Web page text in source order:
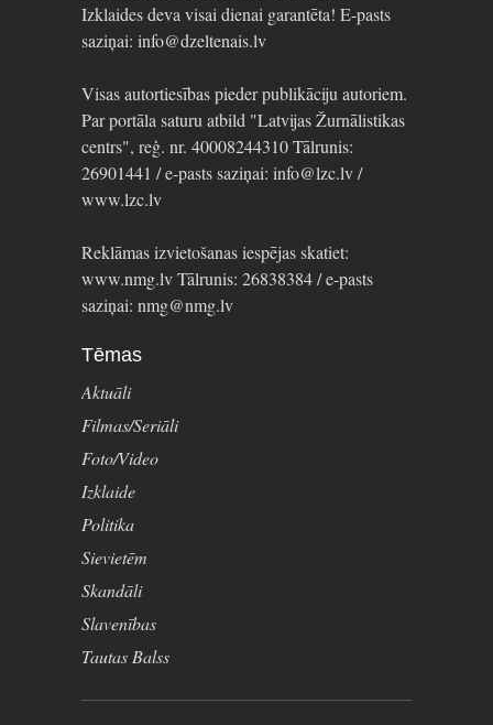
Izklaides deva visai dienai garantēta! E-pasts
saziņai: info@dzeltenais.lv
Visas autortiesības pieder publikāciju autoriem.
Par portāla saturu atbild "Latvijas Žurnālistikas
centrs", reģ. nr. 40008244310 Tālrunis:
26901441 / e-pasts saziņai: info@lzc.lv /
www.lzc.lv
Reklāmas izvietošanas iespējas skatiet:
www.nmg.lv Tālrunis: 26838384 / e-pasts
saziņai: nmg@nmg.lv
Tēmas
Aktuāli
Filmas/Seriāli
Foto/Video
Izklaide
Politika
Sievietēm
Skandāli
Slavenības
Tautas Balss